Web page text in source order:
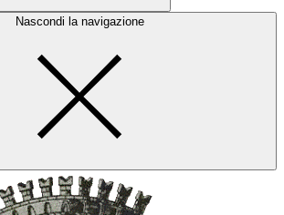
Nascondi la navigazione